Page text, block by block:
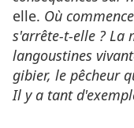
elle. Où
s'arrête-t-elle ? La
langoustines
gibier, le pêcheur
Il y a tant